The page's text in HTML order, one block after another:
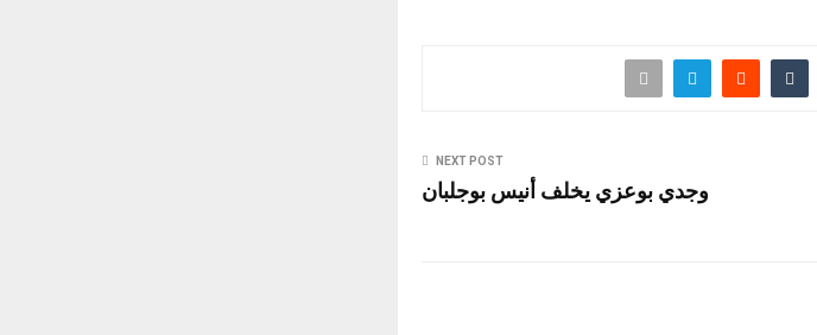
NEXT POST
وجدي بوعزي يخلف أنيس بوجلبان